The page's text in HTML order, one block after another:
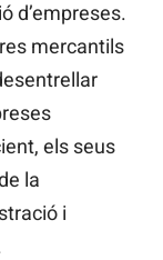
d’empreses.
mercantils
els seus
la
i